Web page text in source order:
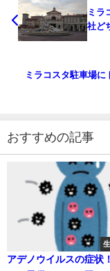
ミラ
社ど
ミラコスタ駐車場に
おすすめの記事
アデノウイルスの症状